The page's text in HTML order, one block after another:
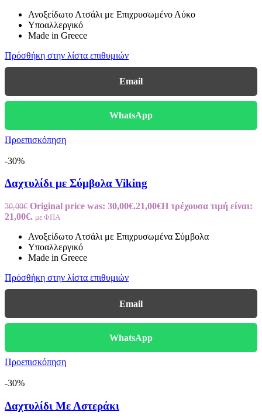
Ανοξείδωτο Ατσάλι με Επιχρυσωμένο Λύκο
Υποαλλεργικό
Made in Greece
Πρόσθήκη στην λίστα επιθυμιών
Email
WhatsApp
Προεπισκόπηση
-30%
Δαχτυλίδι με Σύμβολα Viking
30,00€ Original price was: 30,00€.21,00€Η τρέχουσα τιμή είναι:
21,00€. με ΦΠΑ
Ανοξείδωτο Ατσάλι με Επιχρυσωμένα Σύμβολα
Υποαλλεργικό
Made in Greece
Πρόσθήκη στην λίστα επιθυμιών
Email
WhatsApp
Προεπισκόπηση
-30%
Δαχτυλίδι Με Αστεράκι